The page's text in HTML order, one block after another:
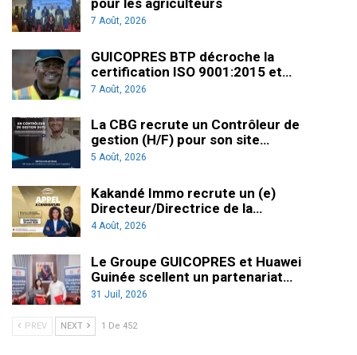
pour les agriculteurs
7 Août, 2026
GUICOPRES BTP décroche la
certification ISO 9001:2015 et…
7 Août, 2026
La CBG recrute un Contrôleur de
gestion (H/F) pour son site…
5 Août, 2026
Kakandé Immo recrute un (e)
Directeur/Directrice de la…
4 Août, 2026
Le Groupe GUICOPRES et Huawei
Guinée scellent un partenariat…
31 Juil, 2026
PREV NEXT 1 De 452